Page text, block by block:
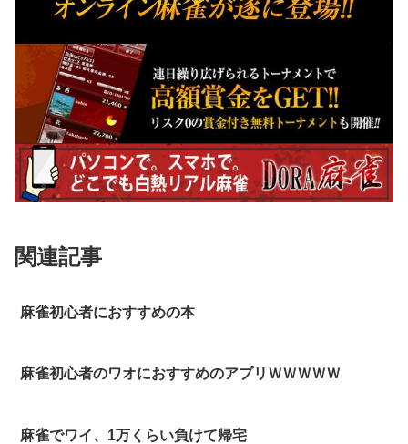
関連記事
麻雀初心者におすすめの本
麻雀初心者のワオにおすすめのアプリＷＷＷＷＷ
麻雀でワイ、1万くらい負けて帰宅